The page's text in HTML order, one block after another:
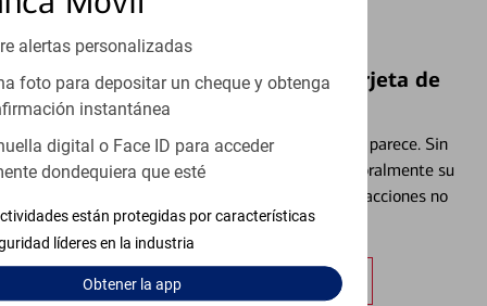
alertas personalizadas
foto para depositar un cheque y obtenga
instantánea
digital o Face ID para acceder
dondequiera que esté
están protegidas por características
líderes en la industria
Obtenerla app
Bloquear y Desbloquear una Tarjeta de
Extraviar una tarjeta es más común de lo que parece. Sin
embargo, puede bloquear y desbloquear temporalmente su
tarjeta de débito para ayudar a prevenir transacciones no
autorizadas.
Obtener más información